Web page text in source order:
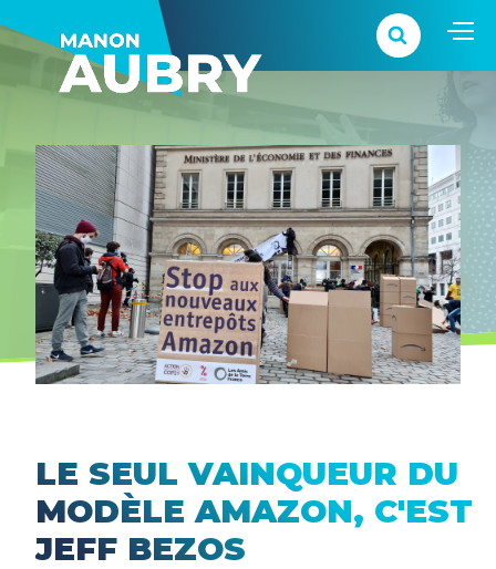
LE SEUL VAINQUEUR DU
MODÈLE AMAZON, C'EST
JEFF BEZOS